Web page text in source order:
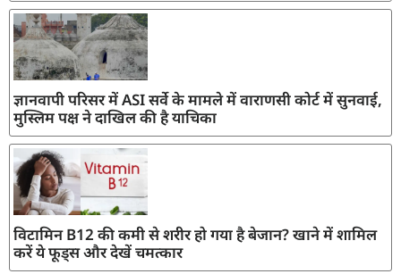
ज्ञानवापी परिसर में ASI सर्वे के मामले में वाराणसी कोर्ट में सुनवाई,
मुस्लिम पक्ष ने दाखिल की है याचिका
विटामिन B12 की कमी से शरीर हो गया है बेजान? खाने में शामिल
करें ये फूड्स और देखें चमत्कार